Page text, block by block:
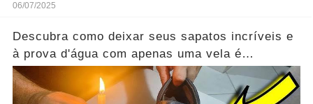
06/07/2025
Descubra como deixar seus sapatos incríveis e
à prova d'água com apenas uma vela é
inacreditável!